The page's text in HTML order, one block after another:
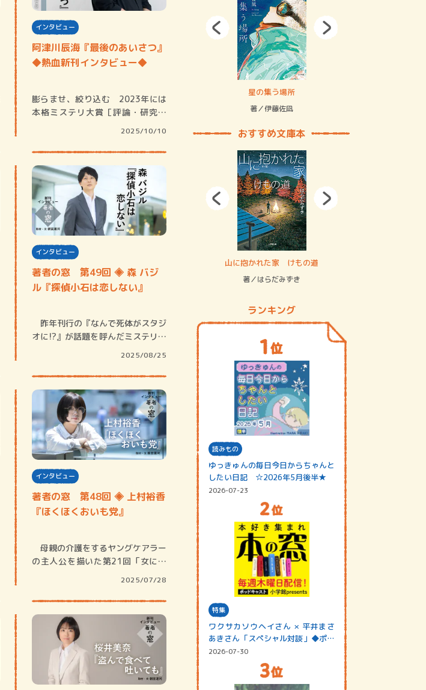
インタビュー
阿津川辰海『最後のあいさつ』
◆熱血新刊インタビュー◆
膨らませ、絞り込む 2023年には
本格ミステリ大賞［評論・研究部
2025/10/10
インタビュー
著者の窓 第49回 ◈ 森 バジ
ル『探偵小石は恋しない』
昨年刊行の『なんで死体がスタジ
オに!?』が話題を呼んだミステリ界
2025/08/25
インタビュー
著者の窓 第48回 ◈ 上村裕香
『ほくほくおいも党』
母親の介護をするヤングケアラー
の主人公を描いた第21回「女によ
2025/07/28
著／川瀬七緒
星の集う場所
著／伊藤佐凪
おすすめ文庫本
ロボット・イン・ザ・システム
著／デボラ・イン…
山に抱かれた家 けもの道
著／はらだみずき
ランキング
読みもの
ゆっきゅんの毎日今日からちゃんと
したい日記 ☆2026年5月後半★
2026-07-23
特集
ワクサカソウヘイさん × 平井まさ
あきさん「スペシャル対談」◆ポッ
ドキャスト…
2026-07-30